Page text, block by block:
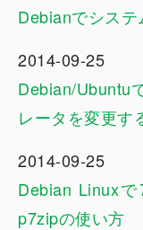
Debianでシス
2014-09-25
Debian/Ubuntu
レータを変更す
2014-09-25
Debian Linux
p7zipの使い方